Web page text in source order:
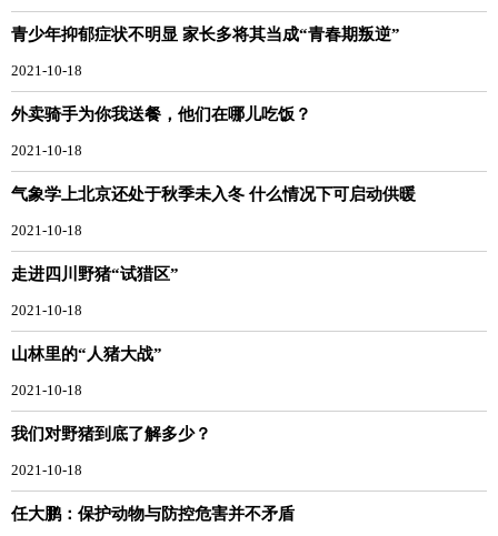
青少年抑郁症状不明显 家长多将其当成“青春期叛逆”
2021-10-18
外卖骑手为你我送餐，他们在哪儿吃饭？
2021-10-18
气象学上北京还处于秋季未入冬 什么情况下可启动供暖
2021-10-18
走进四川野猪“试猎区”
2021-10-18
山林里的“人猪大战”
2021-10-18
我们对野猪到底了解多少？
2021-10-18
任大鹏：保护动物与防控危害并不矛盾